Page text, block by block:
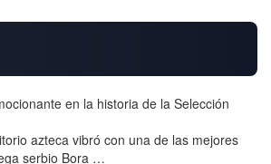
en la historia de la Selección
azteca vibró con una de las mejores
serbio Bora …